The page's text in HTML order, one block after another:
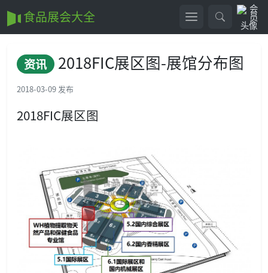
食品展会大全
资讯 2018FIC展区图-展馆分布图
2018-03-09 发布
2018FIC展区图